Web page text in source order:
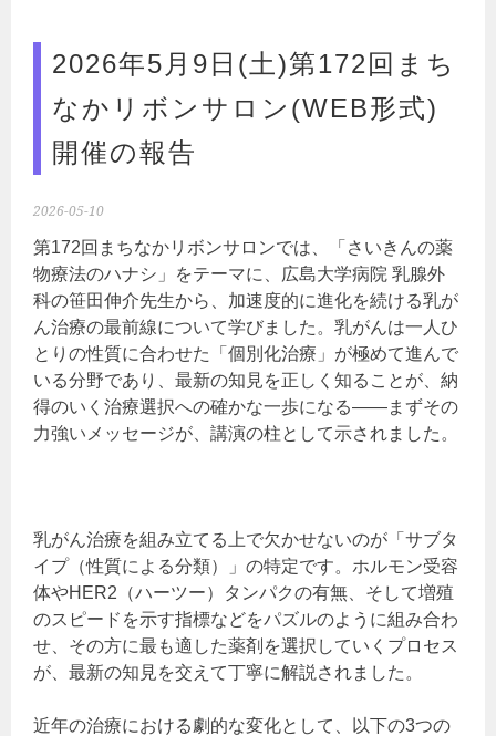
2026年5月9日(土)第172回まち
なかリボンサロン(WEB形式)
開催の報告
2026-05-10
第172回まちなかリボンサロンでは、「さいきんの薬
物療法のハナシ」をテーマに、広島大学病院 乳腺外
科の笹田伸介先生から、加速度的に進化を続ける乳が
ん治療の最前線について学びました。乳がんは一人ひ
とりの性質に合わせた「個別化治療」が極めて進んで
いる分野であり、最新の知見を正しく知ることが、納
得のいく治療選択への確かな一歩になる――まずその
力強いメッセージが、講演の柱として示されました。
乳がん治療を組み立てる上で欠かせないのが「サブタ
イプ（性質による分類）」の特定です。ホルモン受容
体やHER2（ハーツー）タンパクの有無、そして増殖
のスピードを示す指標などをパズルのように組み合わ
せ、その方に最も適した薬剤を選択していくプロセス
が、最新の知見を交えて丁寧に解説されました。
近年の治療における劇的な変化として、以下の3つの